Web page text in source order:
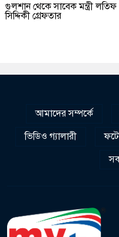
গুলশান থেকে সাবেক মন্ত্রী লতিফ
সিদ্দিকী গ্রেফতার
আমাদের সম্পর্কে
ভিডিও গ্যালারী